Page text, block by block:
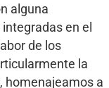
alguna
en el
de los
la
homenajeamos a